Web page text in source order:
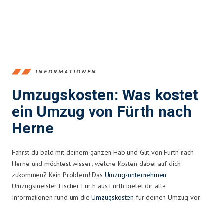
INFORMATIONEN
Umzugskosten: Was kostet
ein Umzug von Fürth nach
Herne
Fährst du bald mit deinem ganzen Hab und Gut von Fürth nach
Herne und möchtest wissen, welche Kosten dabei auf dich
zukommen? Kein Problem! Das Umzugsunternehmen
Umzugsmeister Fischer Fürth aus Fürth bietet dir alle
Informationen rund um die Umzugskosten für deinen Umzug von